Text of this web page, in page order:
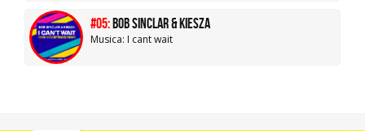
#05:Bob sinclar & kiesza
Musica: I cant wait